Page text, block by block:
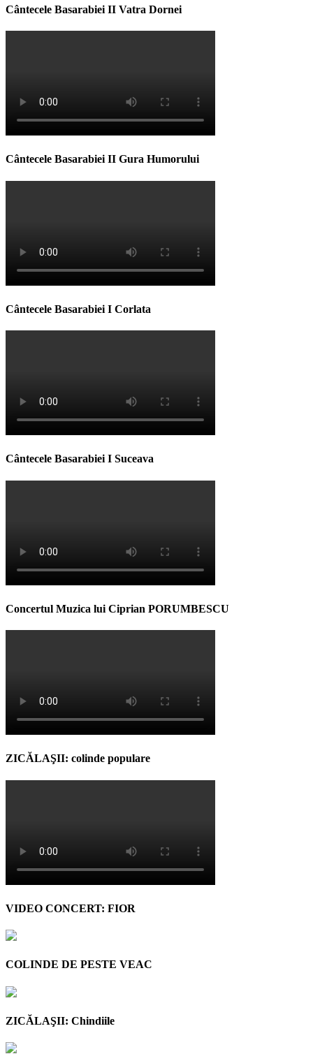
Cântecele Basarabiei II Vatra Dornei
Cântecele Basarabiei II Gura Humorului
Cântecele Basarabiei I Corlata
Cântecele Basarabiei I Suceava
Concertul Muzica lui Ciprian PORUMBESCU
ZICĂLAŞII: colinde populare
VIDEO CONCERT: FIOR
COLINDE DE PESTE VEAC
ZICĂLAŞII: Chindiile